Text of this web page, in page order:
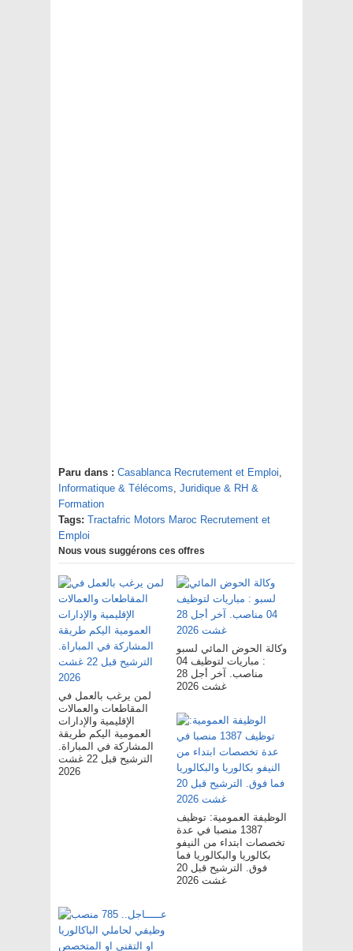
Paru dans : Casablanca Recrutement et Emploi,
Informatique & Télécoms, Juridique & RH &
Formation
Tags: Tractafric Motors Maroc Recrutement et
Emploi
Nous vous suggérons ces offres
لمن يرغب بالعمل في
المقاطعات والعمالات
الإقليمية والإدارات
العمومية اليكم طريقة
المشاركة في المباراة.
الترشيح قبل 22 غشت
2026
وكالة الحوض المائي لسبو
: مباريات لتوظيف 04
مناصب. آخر أجل 28
غشت 2026
الوظيفة العمومية: توظيف
1387 منصبا في عدة
تخصصات ابتداء من النيفو
بكالوريا والبكالوريا فما
فوق. الترشيح قبل 20
غشت 2026